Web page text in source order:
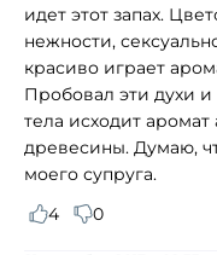
идет этот запах.
нежности,
красиво играет
Пробовал эти духи
тела исходит аромат
древесины. Думаю,
моего супруга.
4
0